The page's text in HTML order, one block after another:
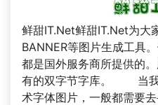
鲜甜IT.Net鲜甜IT.Net为大
BANNER等图片生成工具
都是国外服务商所提供的
有的双字节字库。 当我
术字体图片，一般都需要